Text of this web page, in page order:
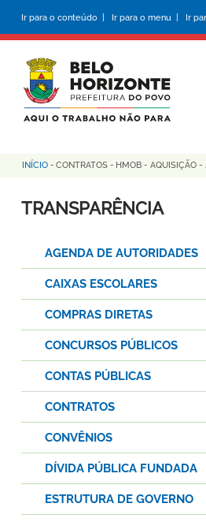
conteúdo
principal
Ir para o conteúdo | Ir para o menu | Ir
Trilha
de
INÍCIO - CONTRATOS - HMOB - AQUISIÇÃO
TRANSPARÊNCIA
AGENDA DE AUTORIDADES
CAIXAS ESCOLARES
COMPRAS DIRETAS
CONCURSOS PÚBLICOS
CONTAS PÚBLICAS
CONTRATOS
CONVÊNIOS
DÍVIDA PÚBLICA FUNDADA
ESTRUTURA DE GOVERNO